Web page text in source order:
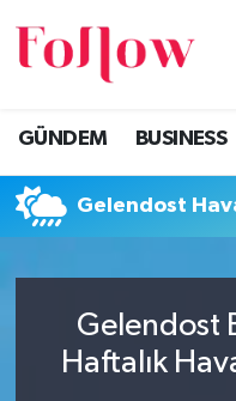
GÜNDEM BUSINESS
Gelendost
Gelendost
Haftalık
GÜNDEM
BUSINESS
KÜLTÜR & SANAT
MODA
EĞİTİM
Eskişehir Nöbetçi
Eskişehir Hava
Eskişehir Namaz
Eskişehir Trafik
Süper Lig Puan